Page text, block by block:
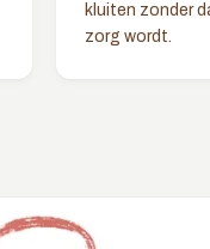
kluiten zonder
zorg wordt.